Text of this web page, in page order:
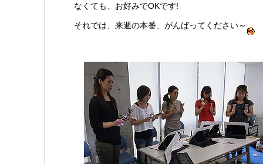
なくても、お好みでOKです!
それでは、来週の本番、がんばってください～